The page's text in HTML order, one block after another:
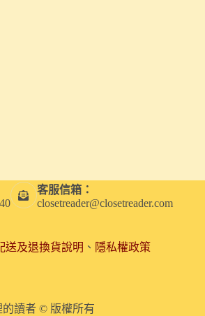
客服信箱：
closetreader@closetreader.com
送及退換貨說明 、 隱私權政策
的讀者 © 版權所有